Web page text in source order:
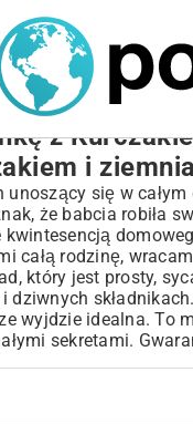
z
i
się w
że babcia robiła
całą rodzinę,
który jest prosty,
wyjdzie idealna. To
sekretami.